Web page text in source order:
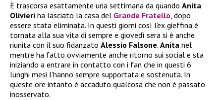
È trascorsa esattamente una settimana da quando Anita
Olivieri ha lasciato la casa del Grande Fratello, dopo
essere stata eliminata. In questi giorni così l’ex gieffina è
tornata alla sua vita di sempre e giovedì sera si è anche
riunita con il suo fidanzato Alessio Falsone. Anita nel
mentre ha fatto ovviamente anche ritorno sui social e sta
iniziando a entrare in contatto con i fan che in questi 6
lunghi mesi l’hanno sempre supportata e sostenuta. In
queste ore intanto è accaduto qualcosa che non è passato
inosservato.